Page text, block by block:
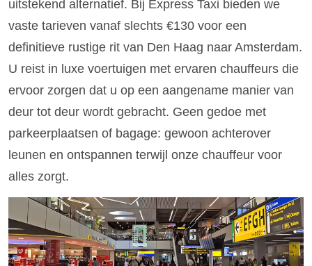
uitstekend alternatief. Bij Express Taxi bieden we
vaste tarieven vanaf slechts €130 voor een
definitieve rustige rit van Den Haag naar Amsterdam.
U reist in luxe voertuigen met ervaren chauffeurs die
ervoor zorgen dat u op een aangename manier van
deur tot deur wordt gebracht. Geen gedoe met
parkeerplaatsen of bagage: gewoon achterover
leunen en ontspannen terwijl onze chauffeur voor
alles zorgt.